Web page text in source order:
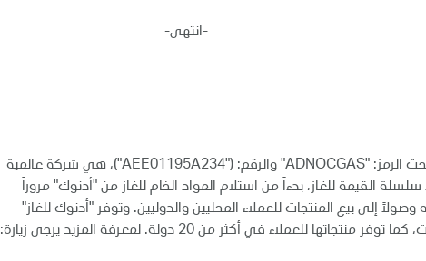
أدنوك للغاز، المدرجة في سوق أبوظبي للأوراق المالية تحت الرمز: "ADNOCGAS" والرقم: ("AEE01195A234")، هي شركة عالمية
القيمة للغاز، بدءاً من استلام المواد الخام للغاز من "أدنوك" مروراً
إلى بيع المنتجات للعملاء المحليين والدوليين. وتوفر "أدنوك للغاز"
حوالي 60% من احتياجات غاز المبيعات في دولة الإمارات، كما توفر منتجاتها للعملاء في أكثر من 20 دولة. لمعرفة المزيد يرجى زيارة: